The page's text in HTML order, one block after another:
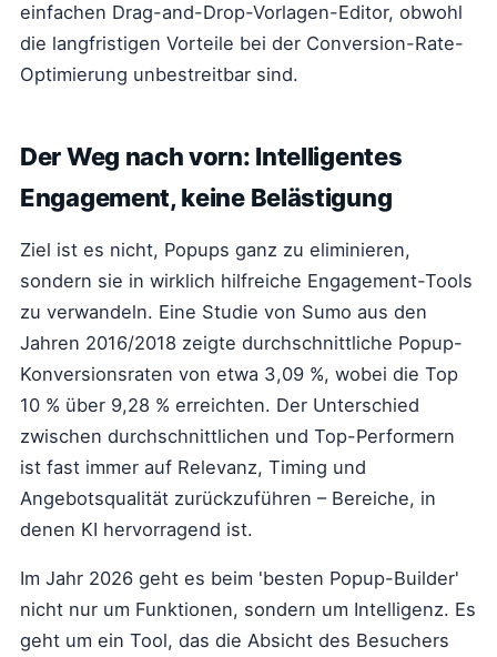
einfachen Drag-and-Drop-Vorlagen-Editor, obwohl
die langfristigen Vorteile bei der Conversion-Rate-
Optimierung unbestreitbar sind.
Der Weg nach vorn: Intelligentes
Engagement, keine Belästigung
Ziel ist es nicht, Popups ganz zu eliminieren,
sondern sie in wirklich hilfreiche Engagement-Tools
zu verwandeln. Eine Studie von Sumo aus den
Jahren 2016/2018 zeigte durchschnittliche Popup-
Konversionsraten von etwa 3,09 %, wobei die Top
10 % über 9,28 % erreichten. Der Unterschied
zwischen durchschnittlichen und Top-Performern
ist fast immer auf Relevanz, Timing und
Angebotsqualität zurückzuführen – Bereiche, in
denen KI hervorragend ist.
Im Jahr 2026 geht es beim 'besten Popup-Builder'
nicht nur um Funktionen, sondern um Intelligenz. Es
geht um ein Tool, das die Absicht des Besuchers